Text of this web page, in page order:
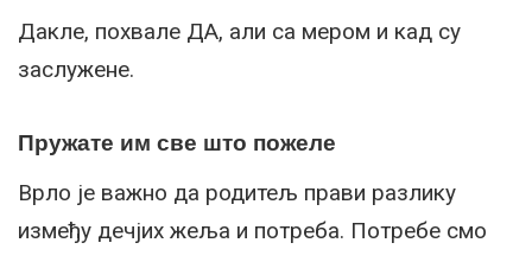
Дакле, похвале ДА, али са мером и кад су
заслужене.
Пружате им све што пожеле
Врло је важно да родитељ прави разлику
између дечјих жеља и потреба. Потребе смо